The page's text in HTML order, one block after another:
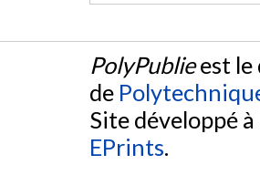
PolyPublieest le
de
Site développé
EPrints.